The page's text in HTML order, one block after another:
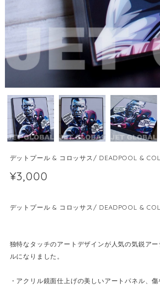
デットプール & コロッサス/ DEADPOOL &
¥3,000
デットプール & コロッサス/ DEADPOOL &
独特なタッチのアートデザインが人気の気鋭ア
ルになりました。
・アクリル鏡面仕上げの美しいアートパネル、